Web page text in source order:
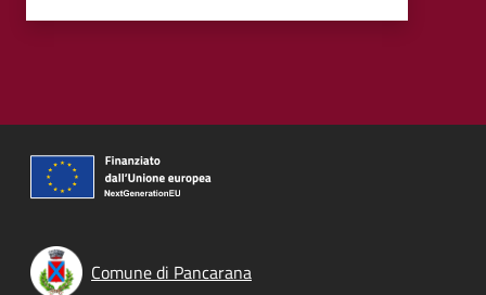
Comune di Pancarana